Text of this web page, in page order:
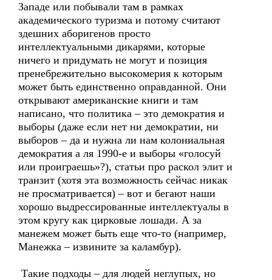
Западе или побывали там в рамках
академического туризма и потому считают
здешних аборигенов просто
интеллектуальными дикарями, которые
ничего и придумать не могут и позиция
пренебрежительно высокомерия к которым
может быть единственно оправданной. Они
открывают американские книги и там
написано, что политика – это демократия и
выборы (даже если нет ни демократии, ни
выборов – да и нужна ли нам колониальная
демократия а ля 1990-е и выборы «голосуй
или проиграешь»?), статьи про раскол элит и
транзит (хотя эта возможность сейчас никак
не просматривается) – вот и бегают наши
хорошо выдрессированные интеллектуалы в
этом кругу как цирковые лошади. А за
манежем может быть еще что-то (например,
Манежка – извините за каламбур).
Такие подходы – для людей неглупых, но